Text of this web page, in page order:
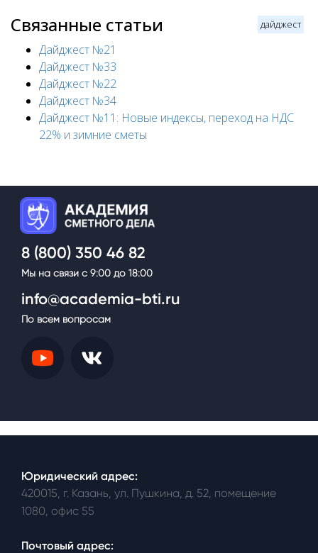
дайджест
Связанные статьи
Дайджест №21
Дайджест №33
Дайджест №22
Дайджест №34
Дайджест №11: Новые индексы, переход на НДС
22% и зимние сметы
.
8 (800) 350 46 82
Мы на связи с 9:00 до 18:00
info@academia-bti.ru
По всем вопросам
Юридический адрес:
420015, г. Казань, ул. Пушкина, д. 52, помещение
1080, офис 55
Почтовый адрес: